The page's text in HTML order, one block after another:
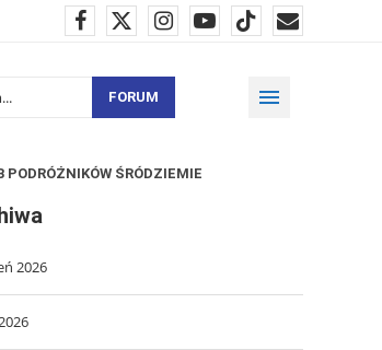
FORUM
PODRÓŻNIKÓW ŚRÓDZIEMIE
2026